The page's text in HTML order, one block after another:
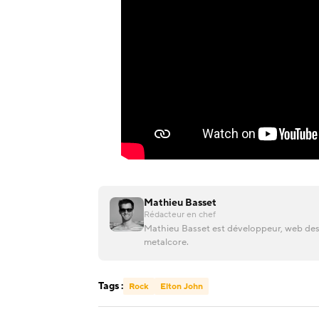
Mathieu Basset
Rédacteur en chef
Mathieu Basset est développeur, web
metalcore.
Tags : Rock Elton John